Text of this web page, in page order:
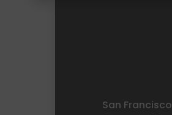
San Francisco